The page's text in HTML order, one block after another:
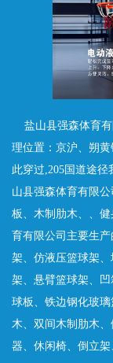
盐山县强森体育有
理位置：京沪、朔
此穿过,205国道途
山县强森体育有限
板、木制肋木、、
育有限公司主要生
架、仿液压篮球架
架、悬臂篮球架、
球板、铁边钢化玻
木、双间木制肋木
器、休闲椅、倒立架